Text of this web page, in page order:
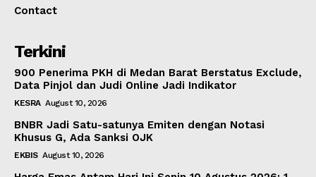
Contact
Terkini
900 Penerima PKH di Medan Barat Berstatus Exclude,
Data Pinjol dan Judi Online Jadi Indikator
KESRA August 10, 2026
BNBR Jadi Satu-satunya Emiten dengan Notasi
Khusus G, Ada Sanksi OJK
EKBIS August 10, 2026